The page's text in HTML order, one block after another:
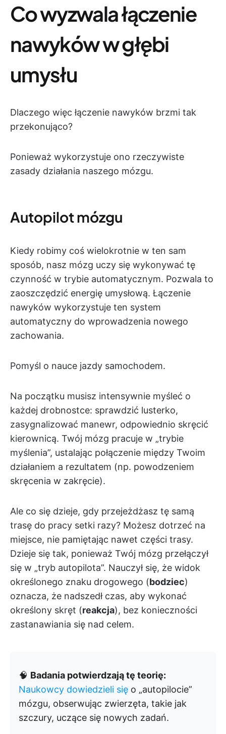
Co wyzwala łączenie
nawyków w głębi
umysłu
Dlaczego więc łączenie nawyków brzmi tak
przekonująco?
Ponieważ wykorzystuje ono rzeczywiste
zasady działania naszego mózgu.
Autopilot mózgu
Kiedy robimy coś wielokrotnie w ten sam
sposób, nasz mózg uczy się wykonywać tę
czynność w trybie automatycznym. Pozwala to
zaoszczędzić energię umysłową. Łączenie
nawyków wykorzystuje ten system
automatyczny do wprowadzenia nowego
zachowania.
Pomyśl o nauce jazdy samochodem.
Na początku musisz intensywnie myśleć o
każdej drobnostce: sprawdzić lusterko,
zasygnalizować manewr, odpowiednio skręcić
kierownicą. Twój mózg pracuje w „trybie
myślenia”, ustalając połączenie między Twoim
działaniem a rezultatem (np. powodzeniem
skręcenia w zakręcie).
Ale co się dzieje, gdy przejeżdżasz tę samą
trasę do pracy setki razy? Możesz dotrzeć na
miejsce, nie pamiętając nawet części trasy.
Dzieje się tak, ponieważ Twój mózg przełączył
się w „tryb autopilota”. Nauczył się, że widok
określonego znaku drogowego (bodziec)
oznacza, że nadszedł czas, aby wykonać
określony skręt (reakcja), bez konieczności
zastanawiania się nad celem.
🧠 Badania potwierdzają tę teorię:
Naukowcy dowiedzieli się o „autopilocie”
mózgu, obserwując zwierzęta, takie jak
szczury, uczące się nowych zadań.